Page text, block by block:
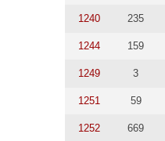
1240 235
1244 159
1249 3
1251 59
1252 669